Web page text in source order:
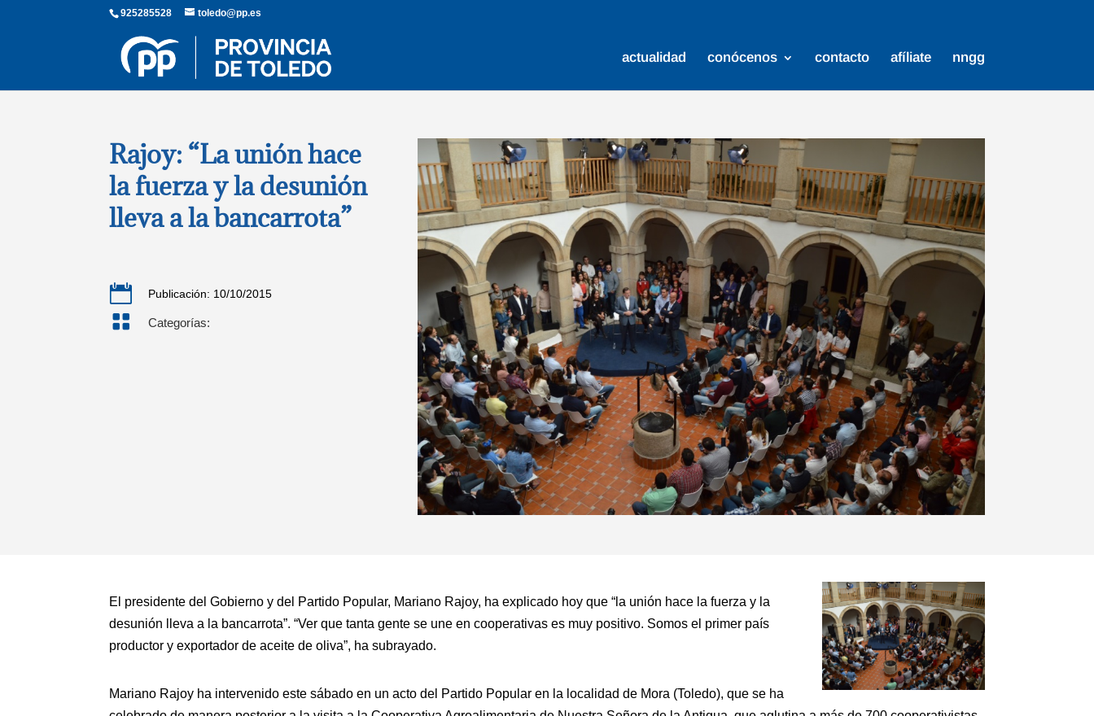
925285528 toledo@pp.es
actualidad conócenos contacto afíliate nngg
Rajoy: “La unión hace
la fuerza y la desunión
lleva a la bancarrota”
 Publicación: 10/10/2015
 Categorías:
El presidente del Gobierno y del Partido Popular, Mariano Rajoy, ha explicado hoy que “la unión hace la fuerza y la
desunión lleva a la bancarrota”. “Ver que tanta gente se une en cooperativas es muy positivo. Somos el primer país
productor y exportador de aceite de oliva”, ha subrayado.
Mariano Rajoy ha intervenido este sábado en un acto del Partido Popular en la localidad de Mora (Toledo), que se ha